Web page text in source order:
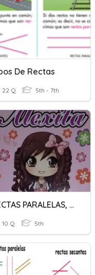
De Rectas
22 Q 5th - 7th
RECTAS PARALELAS, SECANTES Y PERPENDICULARES
10 Q 5th